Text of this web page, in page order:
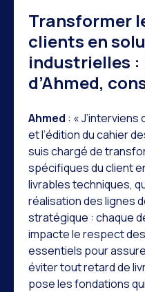
Transformer
clients en
industrielles :
d’Ahmed,
Ahmed : «
et l’édition du cahier
suis chargé de
spécifiques du client
livrables techniques,
réalisation des lignes
stratégique : chaque
impacte le respect
essentiels pour
éviter tout retard de
pose les fondations